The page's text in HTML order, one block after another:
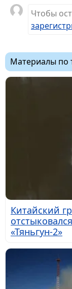
Чтобы
Материалы по
Китайский
«Тяньгун-2»